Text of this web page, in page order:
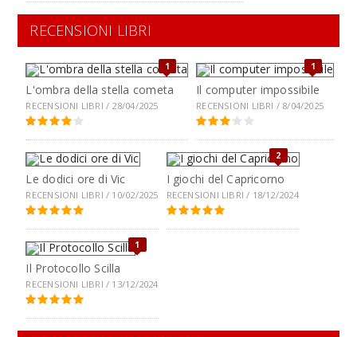
RECENSIONI LIBRI
1
L'ombra della stella cometa
RECENSIONI LIBRI / 28/04/2025
1
Il computer impossibile
RECENSIONI LIBRI / 8/04/2025
Le dodici ore di Vic
RECENSIONI LIBRI / 10/02/2025
2
I giochi del Capricorno
RECENSIONI LIBRI / 18/12/2024
1
Il Protocollo Scilla
RECENSIONI LIBRI / 13/12/2024